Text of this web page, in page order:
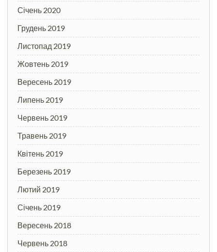
Січень 2020
Грудень 2019
Листопад 2019
Жовтень 2019
Вересень 2019
Липень 2019
Червень 2019
Травень 2019
Квітень 2019
Березень 2019
Лютий 2019
Січень 2019
Вересень 2018
Червень 2018